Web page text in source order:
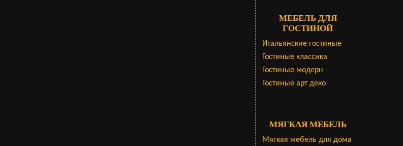
МЕБЕЛЬ ДЛЯ
ГОСТИНОЙ
Итальянские гостиные
Гостиные классика
Гостиные модерн
Гостиные арт деко
МЯГКАЯ МЕБЕЛЬ
Мягкая мебель для дома